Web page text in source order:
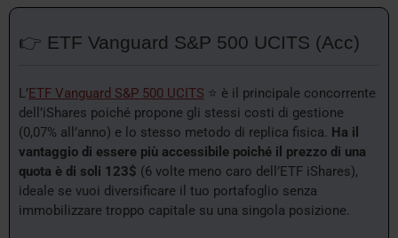
👉 ETF Vanguard S&P 500 UCITS (Acc)
L’ETF Vanguard S&P 500 UCITS ⭐ è il principale concorrente
dell’iShares poiché propone gli stessi costi di gestione
(0,07% all’anno) e lo stesso metodo di replica fisica. Ha il
vantaggio di essere più accessibile poiché il prezzo di una
quota è di soli 123$ (6 volte meno caro dell’ETF iShares),
ideale se vuoi diversificare il tuo portafoglio senza
immobilizzare troppo capitale su una singola posizione.